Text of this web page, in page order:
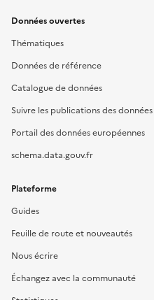
Données ouvertes
Thématiques
Données de référence
Catalogue de données
Suivre les publications des données
Portail des données européennes
schema.data.gouv.fr
Plateforme
Guides
Feuille de route et nouveautés
Nous écrire
Échangez avec la communauté